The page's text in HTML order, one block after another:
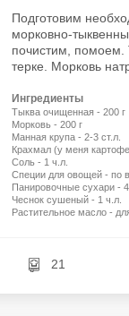
Подготовим
морковно-
почистим, помоем.
терке. Морковь
Ингредиенты
Тыква очищенная - 200 г
Морковь - 200 г
Манная крупа - 2-3 ст.л.
Крахмал (у меня
Соль - 1 ч.л.
Специи для овощей - по
Панировочные сухари -
Чеснок сушеный - 1 ч.л.
Растительное масло -
21